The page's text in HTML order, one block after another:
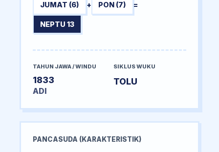
JUMAT (6) + PON (7) =
NEPTU 13
TAHUN JAWA / WINDU
1833
ADI
SIKLUS WUKU
TOLU
PANCASUDA (KARAKTERISTIK)